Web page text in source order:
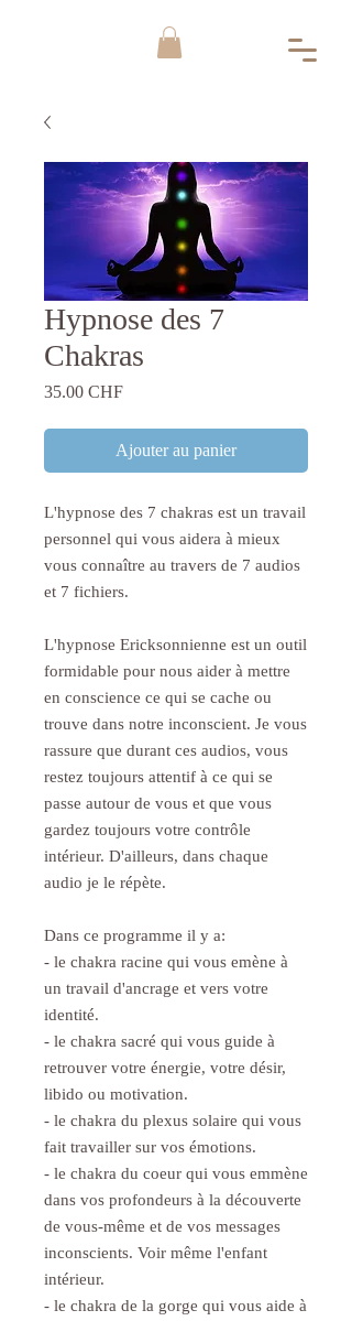
Hypnose des 7
Chakras
35.00 CHFPrix
Ajouter au panier
L'hypnose des 7 chakras est un travail
personnel qui vous aidera à mieux
vous connaître au travers de 7 audios
et 7 fichiers.
L'hypnose Ericksonnienne est un outil
formidable pour nous aider à mettre
en conscience ce qui se cache ou
trouve dans notre inconscient. Je vous
rassure que durant ces audios, vous
restez toujours attentif à ce qui se
passe autour de vous et que vous
gardez toujours votre contrôle
intérieur. D'ailleurs, dans chaque
audio je le répète.
Dans ce programme il y a:
- le chakra racine qui vous emène à
un travail d'ancrage et vers votre
identité.
- le chakra sacré qui vous guide à
retrouver votre énergie, votre désir,
libido ou motivation.
- le chakra du plexus solaire qui vous
fait travailler sur vos émotions.
- le chakra du coeur qui vous emmène
dans vos profondeurs à la découverte
de vous-même et de vos messages
inconscients. Voir même l'enfant
intérieur.
- le chakra de la gorge qui vous aide à